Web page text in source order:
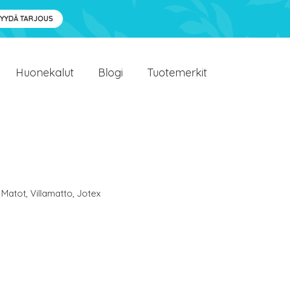
TARJOUS
Huonekalut Blogi Tuotemerkit
Matot, Villamatto, Jotex